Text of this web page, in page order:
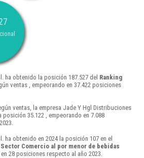
ha obtenido la posición 187.527 del Ranking
ventas , empeorando en 37.422 posiciones
ventas, la empresa Jade Y Hgl Distribuciones
posición 35.122 , empeorando en 7.088
ha obtenido en 2024 la posición 107 en el
Comercio al por menor de bebidas
28 posiciones respecto al año 2023.